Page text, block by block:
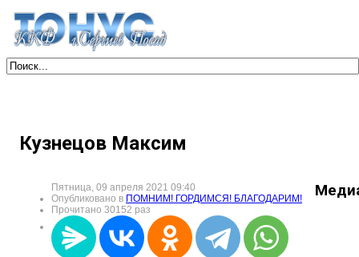
Кузнецов Максим
Пятница, 09 апреля 2021 09:40
Опубликовано в ПОМНИМ! ГОРДИМСЯ! БЛАГОДАРИМ!
Прочитано 30152 раз